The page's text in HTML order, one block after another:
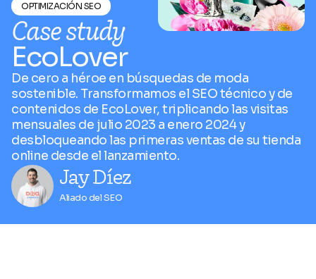
OPTIMIZACIÓN SEO
Case study
EcoLover
De cero a héroe en búsquedas de moda
sostenible. Transformamos el SEO técnico y de
contenidos de EcoLover, triplicando las visitas
mensuales de julio 2023 a enero 2024 y
desbloqueando las primeras ventas de su tienda
online desde el lanzamiento.
Jay Díez
Aliado del SEO